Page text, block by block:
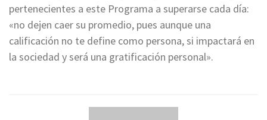
pertenecientes a este Programa a superarse cada día:
«no dejen caer su promedio, pues aunque una
calificación no te define como persona, si impactará en
la sociedad y será una gratificación personal».